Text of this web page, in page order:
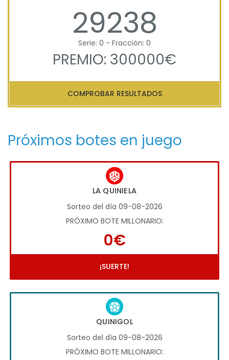
29238
Serie: 0 - Fracción: 0
PREMIO: 300000€
COMPROBAR RESULTADOS
Próximos botes en juego
LA QUINIELA
Sorteo del día 09-08-2026
PRÓXIMO BOTE MILLONARIO:
0€
¡SUERTE!
QUINIGOL
Sorteo del día 09-08-2026
PRÓXIMO BOTE MILLONARIO: